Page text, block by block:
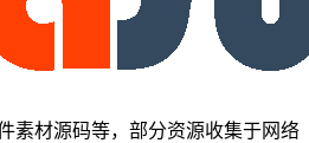
素材源码等，部分资源收集于网络